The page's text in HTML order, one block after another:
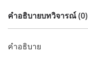
คำอธิบายบทวิจารณ์ (0)
คำอธิบาย